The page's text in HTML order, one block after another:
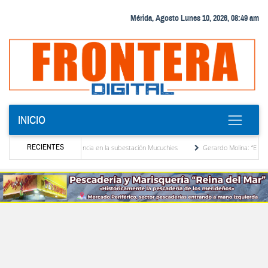
Mérida, Agosto Lunes 10, 2026, 08:49 am
INICIO
RECIENTES
de potencia en la subestación Mucuchies
Gerardo Molina: “El legado